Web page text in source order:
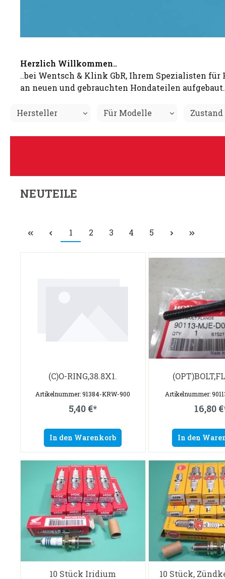
Herzlich Willkommen..
..bei Wentsch & Klink GbR, Ihrem Spezialisten
an neuen und gebrauchten Hondateilen
Hersteller Für Modelle Zustand
NEUTEILE
1 2 3 4 5
(C)O-RING,38.8X1.
Artikelnummer: 91384-KRW-900
5,40 €*
In den Warenkorb
Artikelnummer:
16,80
In den
10 Stück Iridium
10 Stück,